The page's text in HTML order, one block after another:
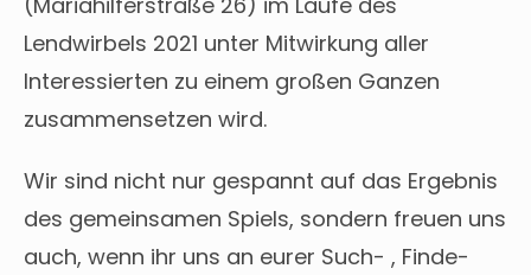
Lendwirbels 2021 unter Mitwirkung aller
Interessierten zu einem großen Ganzen
zusammensetzen wird.
Wir sind nicht nur gespannt auf das Ergebnis
des gemeinsamen Spiels, sondern freuen uns
auch, wenn ihr uns an eurer Such- , Finde-